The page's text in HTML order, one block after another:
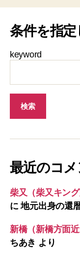
条件を指
keyword
最近のコメ
柴又（柴又キン
に地元出身の還
新橋（新橋方面
ちあき より